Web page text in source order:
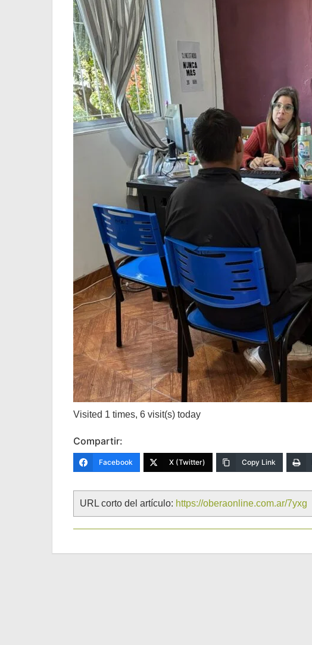
Visited 1 times, 6 visit(s) today
Compartir:
Facebook X (Twitter) Copy Link
URL corto del artículo: https://oberaonline.com.ar/7yxg